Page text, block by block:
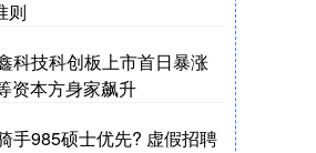
则
科技科创板上市首日暴涨
资本方身家飙升
手985硕士优先? 虚假招聘